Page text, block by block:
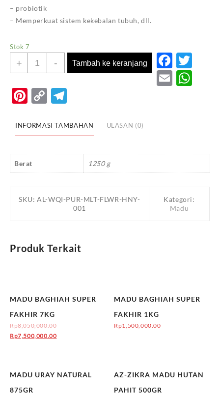
– probiotik
– Memperkuat sistem kekebalan tubuh, dll.
Stok 7
+
Kuantitas
AL
PURE
- Tambah ke keranjang
Email
Pinterest
Copy
INFORMASI TAMBAHAN ULASAN (0)
Berat 1250 g
SKU:AL-WQI-PUR-MLT-FLWR-HNY-
001
Kategori:
Madu
Produk Terkait
MADU BAGHIAH SUPER
FAKHIR 7KG
Rp8,050,000.00
Rp7,500,000.00
MADU BAGHIAH SUPER
FAKHIR 1KG
Rp1,500,000.00
MADU URAY NATURAL
875GR
AZ-ZIKRA MADU HUTAN
PAHIT 500GR